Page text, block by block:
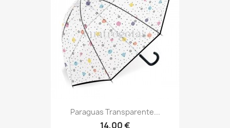
Paraguas Transparente...
14,00 €